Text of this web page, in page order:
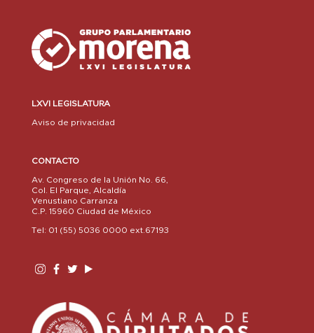
LXVI LEGISLATURA
Aviso de privacidad
CONTACTO
Av. Congreso de la Unión No. 66,
Col. El Parque, Alcaldía
Venustiano Carranza
C.P. 15960 Ciudad de México
Tel: 01 (55) 5036 0000 ext.67193